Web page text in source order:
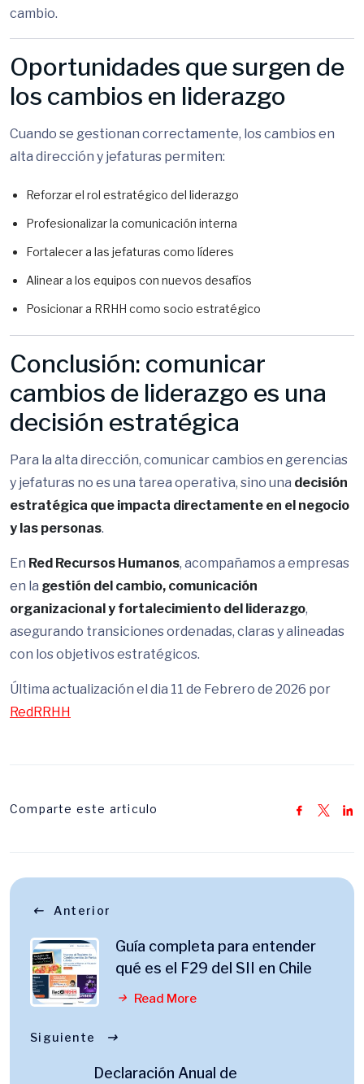
cambio.
Oportunidades que surgen de
los cambios en liderazgo
Cuando se gestionan correctamente, los cambios en
alta dirección y jefaturas permiten:
Reforzar el rol estratégico del liderazgo
Profesionalizar la comunicación interna
Fortalecer a las jefaturas como líderes
Alinear a los equipos con nuevos desafíos
Posicionar a RRHH como socio estratégico
Conclusión: comunicar
cambios de liderazgo es una
decisión estratégica
Para la alta dirección, comunicar cambios en gerencias
y jefaturas no es una tarea operativa, sino una decisión
estratégica que impacta directamente en el negocio
y las personas.
En Red Recursos Humanos, acompañamos a empresas
en la gestión del cambio, comunicación
organizacional y fortalecimiento del liderazgo,
asegurando transiciones ordenadas, claras y alineadas
con los objetivos estratégicos.
Última actualización el dia 11 de Febrero de 2026 por
RedRRHH
Comparte este articulo
Anterior
Guía completa para entender
qué es el F29 del SII en Chile
Read More
Siguiente
Declaración Anual de